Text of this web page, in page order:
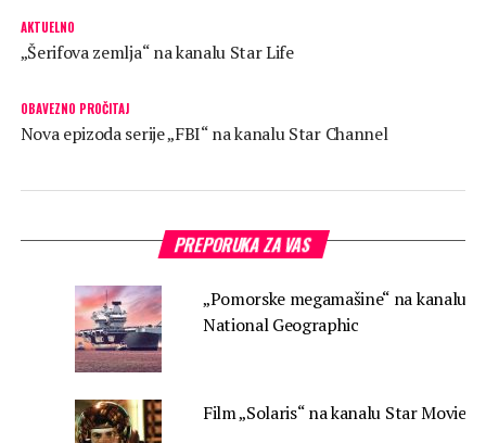
AKTUELNO
„Šerifova zemlja“ na kanalu Star Life
OBAVEZNO PROČITAJ
Nova epizoda serije „FBI“ na kanalu Star Channel
PREPORUKA ZA VAS
„Pomorske megamašine“ na kanalu
National Geographic
Film „Solaris“ na kanalu Star Movies